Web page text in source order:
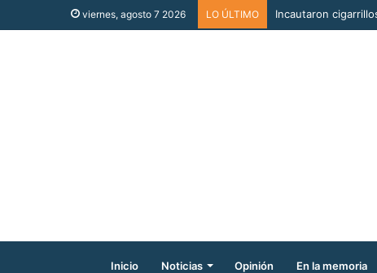
viernes, agosto 7 2026 LO ÚLTIMO Incautaron
Inicio Noticias Opinión En la memoria